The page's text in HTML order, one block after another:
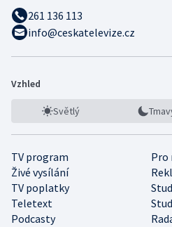
261 136 113
info@ceskatelevize.cz
Vzhled
Světlý
TV program
Pro
Živé vysílání
TV poplatky
Teletext
Podcasty